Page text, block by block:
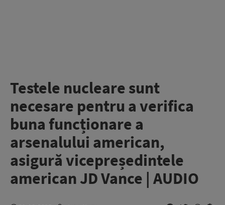
Testele nucleare sunt
necesare pentru a verifica
buna funcționare a
arsenalului american,
asigură vicepreședintele
american JD Vance | AUDIO